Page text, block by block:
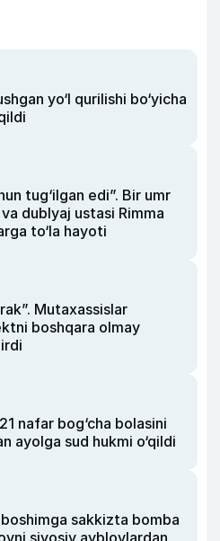
yo‘l qurilishi bo‘yicha
tug‘ilgan edi”. Bir umr
dublyaj ustasi Rimma
to‘la hayoti
Mutaxassislar
boshqara olmay
nafar bog‘cha bolasini
ayolga sud hukmi o‘qildi
sakkizta bomba
siyosiy ayblovlardan